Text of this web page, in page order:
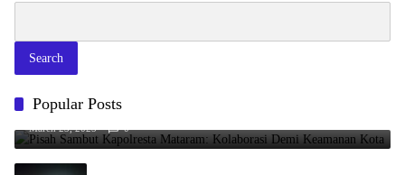
Search
Popular Posts
Kota
March 23, 2025 0